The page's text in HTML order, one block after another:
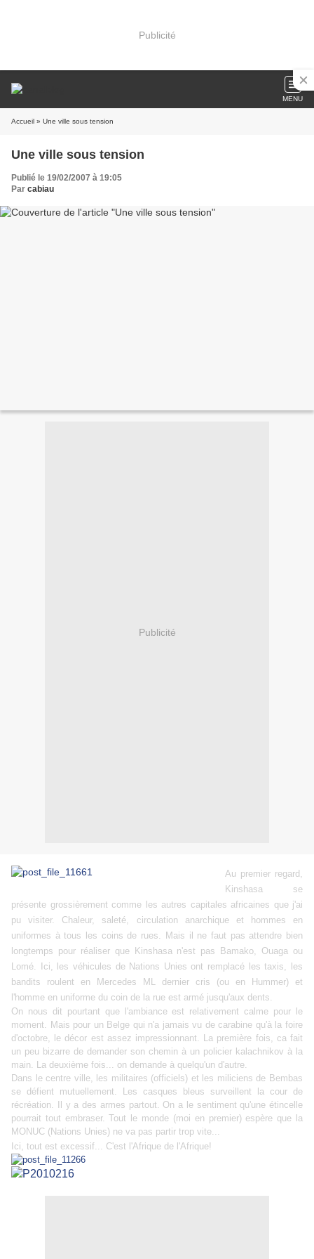
Publicité
MENU
Accueil » Une ville sous tension
Une ville sous tension
Publié le 19/02/2007 à 19:05
Par cabiau
Publicité
Au premier regard,
Kinshasa se
présente grossièrement comme les autres capitales africaines que j'ai
pu visiter. Chaleur, saleté, circulation anarchique et hommes en
uniformes à tous les coins de rues. Mais il ne faut pas attendre bien
longtemps pour réaliser que Kinshasa n'est pas Bamako, Ouaga ou
Lomé. Ici, les véhicules de Nations Unies ont remplacé les taxis, les
bandits roulent en Mercedes ML dernier cris (ou en Hummer) et
l'homme en uniforme du coin de la rue est armé jusqu'aux dents.
On nous dit pourtant que l'ambiance est relativement calme pour le
moment. Mais pour un Belge qui n'a jamais vu de carabine qu'à la foire
d'octobre, le décor est assez impressionnant. La première fois, ca fait
un peu bizarre de demander son chemin à un policier kalachnikov à la
main. La deuxième fois... on demande à quelqu'un d'autre.
Dans le centre ville, les militaires (officiels) et les miliciens de Bembas
se défient mutuellement. Les casques bleus surveillent la cour de
récréation. Il y a des armes partout. On a le sentiment qu'une étincelle
pourrait tout embraser. Tout le monde (moi en premier) espère que la
MONUC (Nations Unies) ne va pas partir trop vite...
Ici, tout est excessif... C'est l'Afrique de l'Afrique!